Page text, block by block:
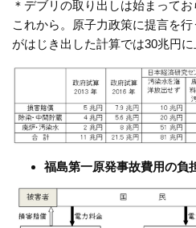
＊デブリの取り出しは始まって
これから。原子力政策に提言を行
がはじき出した計算では30兆円に
福島第一原発事故費用の負